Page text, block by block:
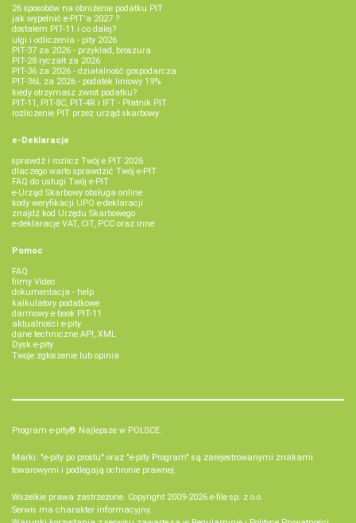
26 sposobów na obniżenie podatku PIT
jak wypełnić e-PIT'a 2027 ?
dostałem PIT-11 i co dalej?
ulgi i odliczenia - pity 2026
PIT-37 za 2026 - przykład, broszura
PIT-28 ryczałt za 2026
PIT-36 za 2026 - działalność gospodarcza
PIT-36L za 2026 - podatek liniowy 19%
kiedy otrzymasz zwrot podatku?
PIT-11, PIT-8C, PIT-4R i IFT - Płatnik PIT
rozliczenie PIT przez urząd skarbowy
e-Deklaracje
sprawdź i rozlicz Twój e PIT 2026
dlaczego warto sprawdzić Twój e-PIT
FAQ do usługi Twój e-PIT
e-Urząd Skarbowy obsługa online
kody weryfikacji UPO e-deklaracji
znajdź kod Urzędu Skarbowego
e-deklaracje VAT, CIT, PCC oraz inne
Pomoc
FAQ
filmy Video
dokumentacja - help
kalkulatory podatkowe
darmowy e-book PIT-11
aktualności e-pity
dane techniczne API, XML
Dysk e-pity
Twoje zgłoszenie lub opinia
Program e-pity® Najlepsze w POLSCE.
Marki: "e-pity po prostu" oraz "e-pity Program" są zarejestrowanymi znakami
towarowymi i podlegają ochronie prawnej.
Wszelkie prawa zastrzeżone. Copyright 2009-2026 e-file sp. z o.o.
Serwis ma charakter informacyjny.